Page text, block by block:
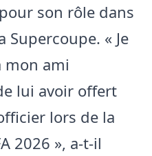
son rôle dans
« Je
mon ami
lui avoir offert
lors de la
2026 », a-t-il